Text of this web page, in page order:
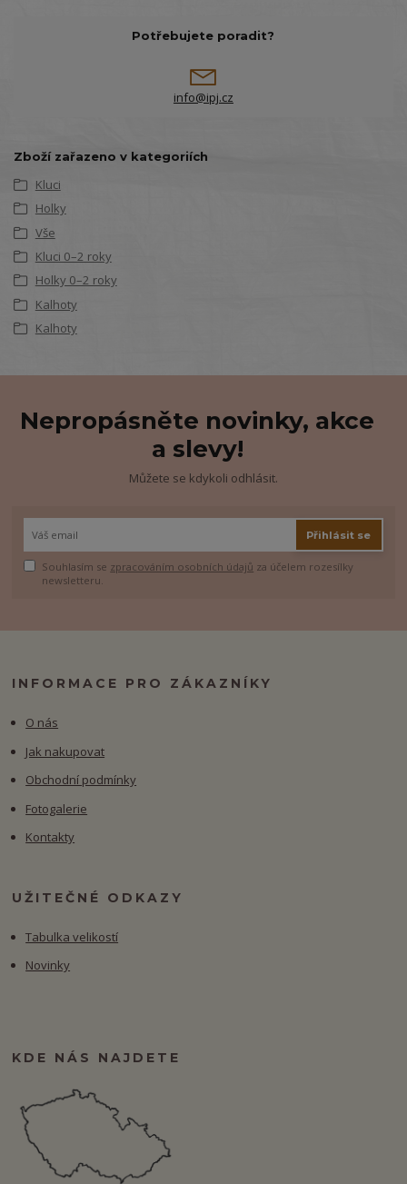
Potřebujete poradit?
info@ipj.cz
Zboží zařazeno v kategoriích
Kluci
Holky
Vše
Kluci 0–2 roky
Holky 0–2 roky
Kalhoty
Kalhoty
Nepropásněte novinky, akce
a slevy!
Můžete se kdykoli odhlásit.
Přihlásit se
Souhlasím se zpracováním osobních údajů za účelem rozesílky
newsletteru.
INFORMACE PRO ZÁKAZNÍKY
O nás
Jak nakupovat
Obchodní podmínky
Fotogalerie
Kontakty
UŽITEČNÉ ODKAZY
Tabulka velikostí
Novinky
KDE NÁS NAJDETE